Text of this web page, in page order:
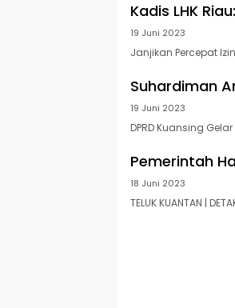
Kadis LHK
19 Juni 2023
Janjikan Percepat
Suhardiman
19 Juni 2023
DPRD Kuansing
Pemerintah
18 Juni 2023
TELUK KUANTAN |